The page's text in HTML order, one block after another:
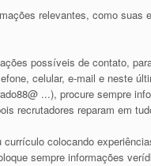
relevantes, como
possíveis de contato,
celular, e-mail e neste
...), procure sempre
recrutadores reparam em
colocando
sempre informações